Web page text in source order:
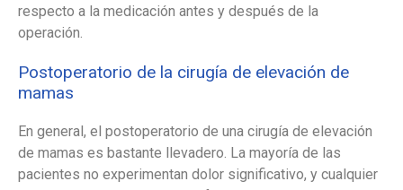
respecto a la medicación antes y después de la
operación.
Postoperatorio de la cirugía de elevación de
mamas
En general, el postoperatorio de una cirugía de elevación
de mamas es bastante llevadero. La mayoría de las
pacientes no experimentan dolor significativo, y cualquier